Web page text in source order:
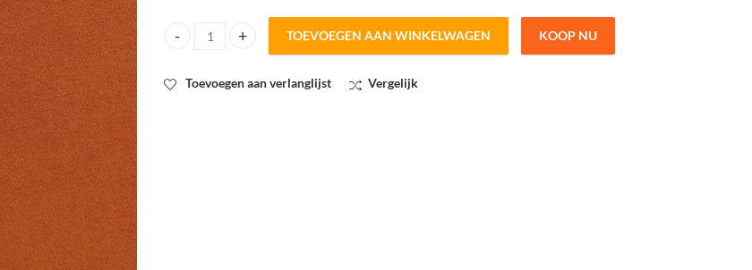
SYAS autumn maple orange spons/ 200cm breed quantity
TOEVOEGEN AAN WINKELWAGEN KOOP NU
Toevoegen aan verlanglijst Vergelijk